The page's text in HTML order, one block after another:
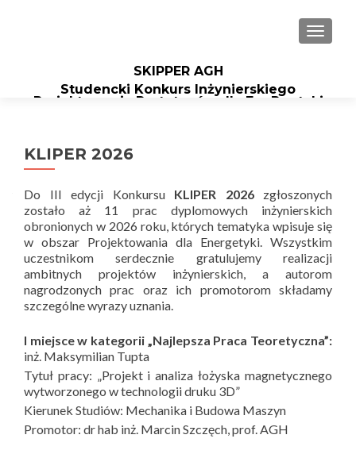
SKIPPER AGH
Studencki Konkurs Inżynierskiego
Projektowania Prototypów dla EneRgetyki
KLIPER 2026
Do III edycji Konkursu KLIPER 2026 zgłoszonych
zostało aż 11 prac dyplomowych inżynierskich
obronionych w 2026 roku, których tematyka wpisuje się
w obszar Projektowania dla Energetyki. Wszystkim
uczestnikom serdecznie gratulujemy realizacji
ambitnych projektów inżynierskich, a autorom
nagrodzonych prac oraz ich promotorom składamy
szczególne wyrazy uznania.
I miejsce w kategorii „Najlepsza Praca Teoretyczna”:
inż. Maksymilian Tupta
Tytuł pracy: „Projekt i analiza łożyska magnetycznego
wytworzonego w technologii druku 3D”
Kierunek Studiów: Mechanika i Budowa Maszyn
Promotor: dr hab inż. Marcin Szczęch, prof. AGH